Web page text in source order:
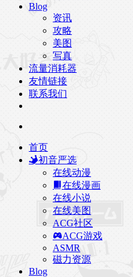
Blog
资讯
攻略
美图
写真
流量消耗器
友情链接
联系我们
首页
初音严选
在线动漫
在线漫画
在线小说
在线美图
ACG社区
ACG游戏
ASMR
磁力资源
Blog